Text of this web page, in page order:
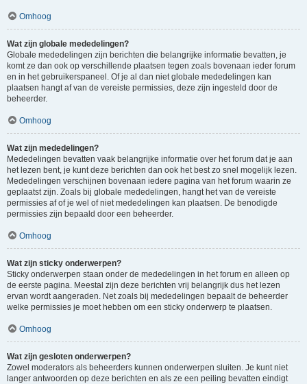
Omhoog
Wat zijn globale mededelingen?
Globale mededelingen zijn berichten die belangrijke informatie bevatten, je
komt ze dan ook op verschillende plaatsen tegen zoals bovenaan ieder forum
en in het gebruikerspaneel. Of je al dan niet globale mededelingen kan
plaatsen hangt af van de vereiste permissies, deze zijn ingesteld door de
beheerder.
Omhoog
Wat zijn mededelingen?
Mededelingen bevatten vaak belangrijke informatie over het forum dat je aan
het lezen bent, je kunt deze berichten dan ook het best zo snel mogelijk lezen.
Mededelingen verschijnen bovenaan iedere pagina van het forum waarin ze
geplaatst zijn. Zoals bij globale mededelingen, hangt het van de vereiste
permissies af of je wel of niet mededelingen kan plaatsen. De benodigde
permissies zijn bepaald door een beheerder.
Omhoog
Wat zijn sticky onderwerpen?
Sticky onderwerpen staan onder de mededelingen in het forum en alleen op
de eerste pagina. Meestal zijn deze berichten vrij belangrijk dus het lezen
ervan wordt aangeraden. Net zoals bij mededelingen bepaalt de beheerder
welke permissies je moet hebben om een sticky onderwerp te plaatsen.
Omhoog
Wat zijn gesloten onderwerpen?
Zowel moderators als beheerders kunnen onderwerpen sluiten. Je kunt niet
langer antwoorden op deze berichten en als ze een peiling bevatten eindigt